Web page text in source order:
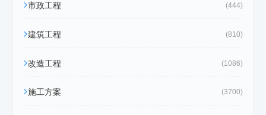
市政工程 (444)
建筑工程 (810)
改造工程 (1086)
施工方案 (3700)